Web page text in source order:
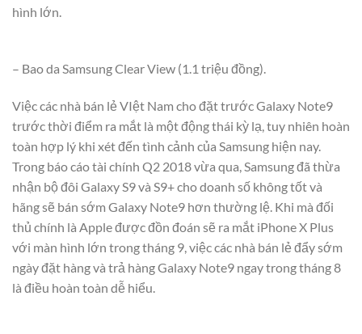
hình lớn.
– Bao da Samsung Clear View (1.1 triệu đồng).
Việc các nhà bán lẻ VIệt Nam cho đặt trước Galaxy Note9
trước thời điểm ra mắt là một động thái kỳ lạ, tuy nhiên hoàn
toàn hợp lý khi xét đến tình cảnh của Samsung hiện nay.
Trong báo cáo tài chính Q2 2018 vừa qua, Samsung đã thừa
nhận bộ đôi Galaxy S9 và S9+ cho doanh số không tốt và
hãng sẽ bán sớm Galaxy Note9 hơn thường lệ. Khi mà đối
thủ chính là Apple được đồn đoán sẽ ra mắt iPhone X Plus
với màn hình lớn trong tháng 9, việc các nhà bán lẻ đẩy sớm
ngày đặt hàng và trả hàng Galaxy Note9 ngay trong tháng 8
là điều hoàn toàn dễ hiểu.